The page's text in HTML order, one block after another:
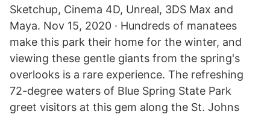
Sketchup, Cinema 4D, Unreal, 3DS Max and
Maya. Nov 15, 2020 · Hundreds of manatees
make this park their home for the winter, and
viewing these gentle giants from the spring's
overlooks is a rare experience. The refreshing
72-degree waters of Blue Spring State Park
greet visitors at this gem along the St. Johns